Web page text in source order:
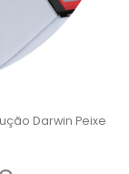
Darwin Peixe